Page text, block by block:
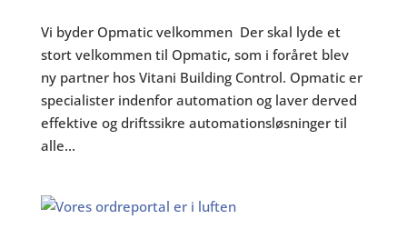
Vi byder Opmatic velkommen Der skal lyde et
stort velkommen til Opmatic, som i foråret blev
ny partner hos Vitani Building Control. Opmatic er
specialister indenfor automation og laver derved
effektive og driftssikre automationsløsninger til
alle...